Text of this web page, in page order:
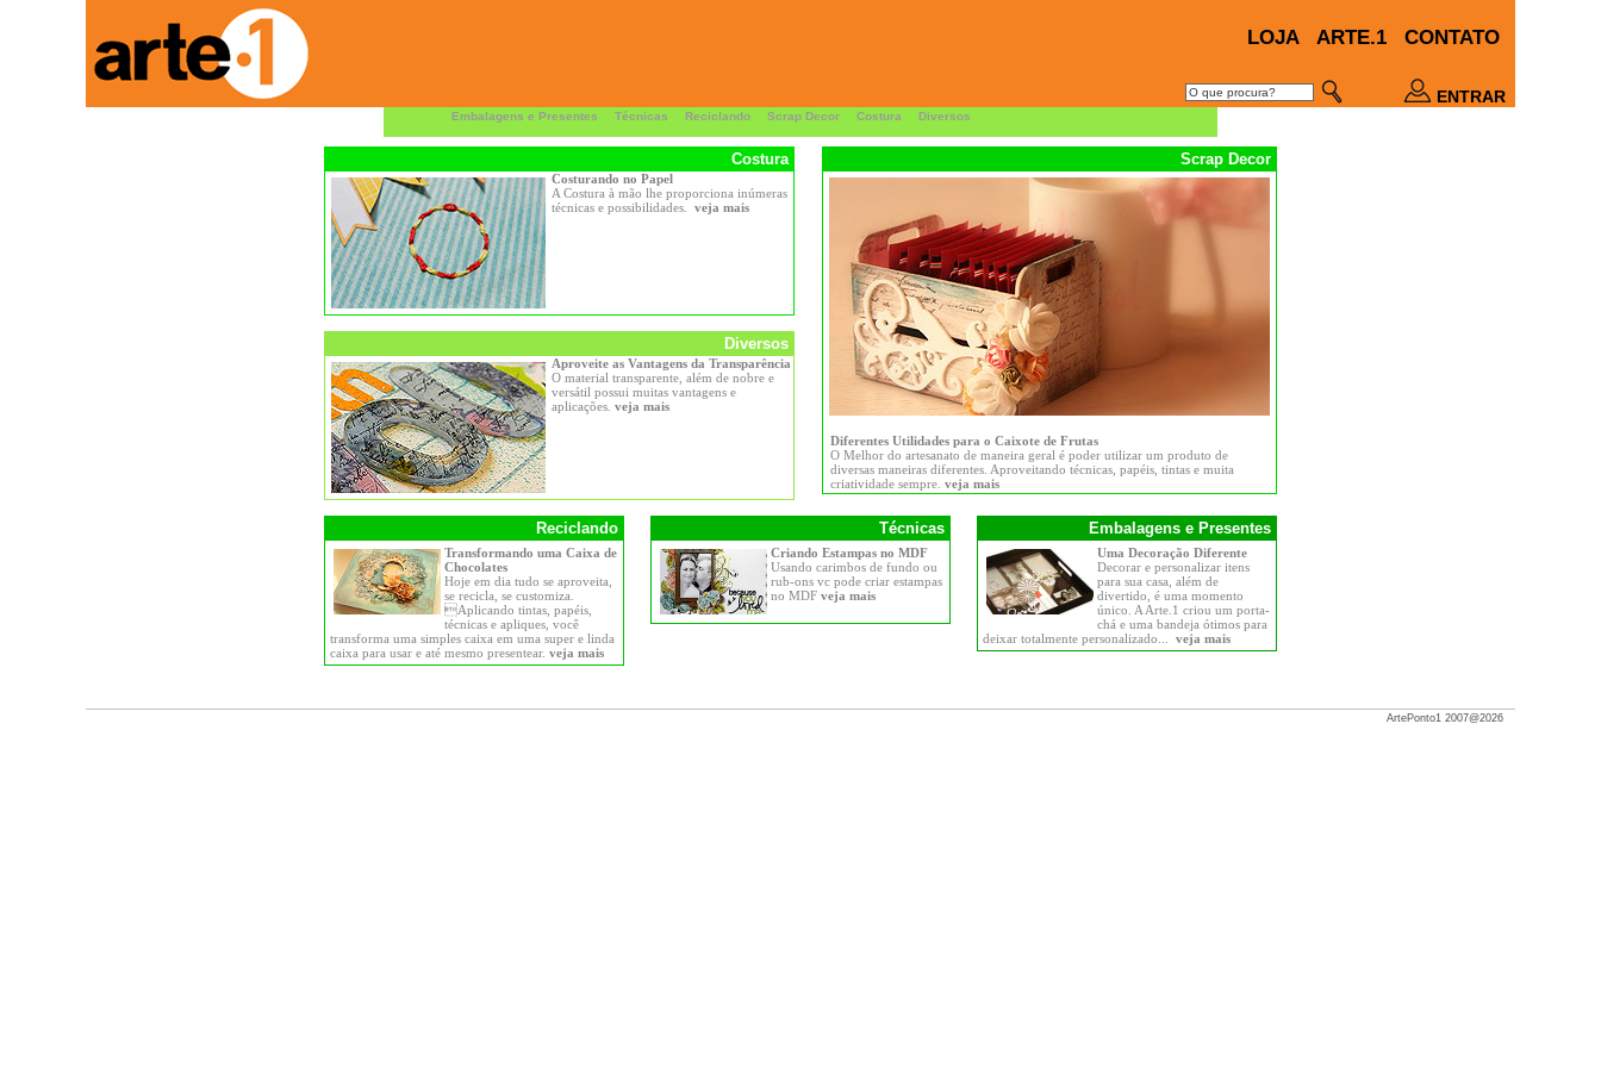
LOJA ARTE.1 CONTATO
ENTRAR
Embalagens e Presentes Técnicas Reciclando Scrap Decor Costura Diversos
Costura
Costurando no Papel
A Costura à mão lhe proporciona inúmeras
técnicas e possibilidades. veja mais
Scrap Decor
Diferentes Utilidades para o Caixote de Frutas
O Melhor do artesanato de maneira geral é poder utilizar um produto de
diversas maneiras diferentes. Aproveitando técnicas, papéis, tintas e muita
criatividade sempre. veja mais
Diversos
Aproveite as Vantagens da Transparência
O material transparente, além de nobre e
versátil possui muitas vantagens e
aplicações. veja mais
Reciclando
Transformando uma Caixa de
Chocolates
Hoje em dia tudo se aproveita,
se recicla, se customiza.
Aplicando tintas, papéis,
técnicas e apliques, você
transforma uma simples caixa em uma super e linda
caixa para usar e até mesmo presentear. veja mais
Técnicas
Criando Estampas no MDF
Usando carimbos de fundo ou
rub-ons vc pode criar estampas
no MDF veja mais
Embalagens e Presentes
Uma Decoração Diferente
Decorar e personalizar itens
para sua casa, além de
divertido, é uma momento
único. A Arte.1 criou um porta-
chá e uma bandeja ótimos para
deixar totalmente personalizado... veja mais
ArtePonto1 2007@2026